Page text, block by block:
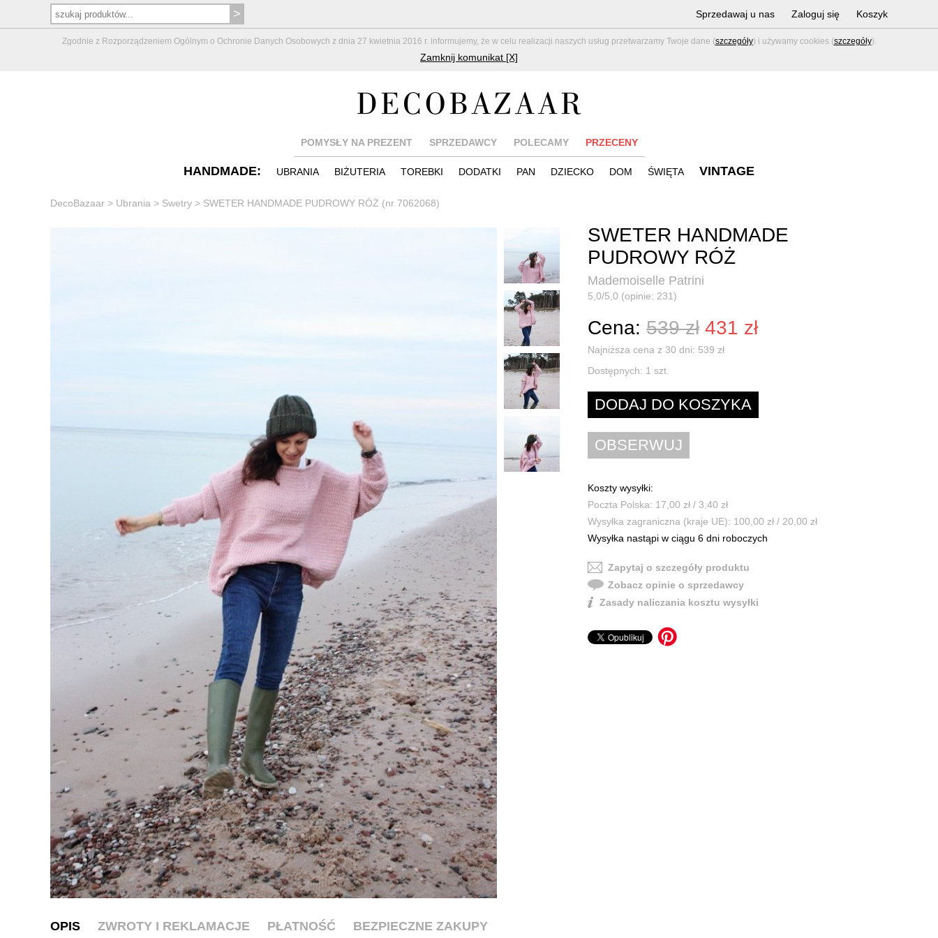
Zgodnie z Rozporządzeniem Ogólnym o Ochronie Danych Osobowych z dnia 27 kwietnia 2016 r. informujemy, że w celu realizacji naszych usług przetwarzamy Twoje dane (szczegóły) i używamy cookies (szczegóły).
Zamknij komunikat [X]
Sprzedawaj u nas Zaloguj się Koszyk
POMYSŁY NA PREZENT SPRZEDAWCY POLECAMY PRZECENY
HANDMADE: UBRANIA BIŻUTERIA TOREBKI DODATKI PAN DZIECKO DOM ŚWIĘTA VINTAGE
DecoBazaar > Ubrania > Swetry > SWETER HANDMADE PUDROWY RÓŻ (nr 7062068)
SWETER HANDMADE
PUDROWY RÓŻ
Mademoiselle Patrini
5,0/5,0 (opinie: 231)
Cena: 539 zł 431 zł
Najniższa cena z 30 dni: 539 zł
Dostępnych: 1 szt.
Koszty wysyłki:
Poczta Polska: 17,00 zł / 3,40 zł
Wysyłka zagraniczna (kraje UE): 100,00 zł / 20,00 zł
Wysyłka nastąpi w ciągu 6 dni roboczych
Zapytaj o szczegóły produktu
Zobacz opinie o sprzedawcy
Zasady naliczania kosztu wysyłki
OPIS ZWROTY I REKLAMACJE PŁATNOŚĆ BEZPIECZNE ZAKUPY